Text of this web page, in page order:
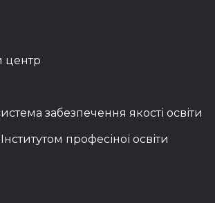
центр
забезпечення якості освіти
професіної освіти